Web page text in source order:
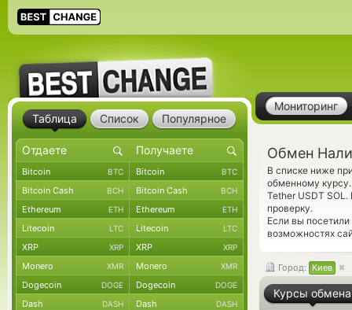
Мониторинг
Обмен
В списке ниже
обменному
Tether USDT
проверку.
Если вы
возможностях
Город: Киев
Курсы обмена
Таблица Список Популярное
Bitcoin BTC Bitcoin BTC
Bitcoin Cash BCH Bitcoin Cash BCH
Ethereum ETH Ethereum ETH
Litecoin LTC Litecoin LTC
XRP XRP XRP XRP
Monero XMR Monero XMR
Dogecoin DOGE Dogecoin DOGE
Dash DASH Dash DASH